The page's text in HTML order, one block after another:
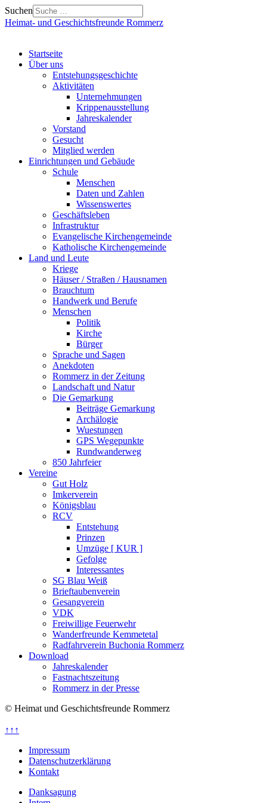
Suchen
Heimat- und Geschichtsfreunde Rommerz
Startseite
Über uns
Entstehungsgeschichte
Aktivitäten
Unternehmungen
Krippenausstellung
Jahreskalender
Vorstand
Gesucht
Mitglied werden
Einrichtungen und Gebäude
Schule
Menschen
Daten und Zahlen
Wissenswertes
Geschäftsleben
Infrastruktur
Evangelische Kirchengemeinde
Katholische Kirchengemeinde
Land und Leute
Kriege
Häuser / Straßen / Hausnamen
Brauchtum
Handwerk und Berufe
Menschen
Politik
Kirche
Bürger
Sprache und Sagen
Anekdoten
Rommerz in der Zeitung
Landschaft und Natur
Die Gemarkung
Beiträge Gemarkung
Archälogie
Wuestungen
GPS Wegepunkte
Rundwanderweg
850 Jahrfeier
Vereine
Gut Holz
Imkerverein
Königsblau
RCV
Entstehung
Prinzen
Umzüge [ KUR ]
Gefolge
Interessantes
SG Blau Weiß
Brieftaubenverein
Gesangverein
VDK
Freiwillige Feuerwehr
Wanderfreunde Kemmetetal
Radfahrverein Buchonia Rommerz
Download
Jahreskalender
Fastnachtszeitung
Rommerz in der Presse
© Heimat und Geschichtsfreunde Rommerz
↑↑↑
Impressum
Datenschutzerklärung
Kontakt
Danksagung